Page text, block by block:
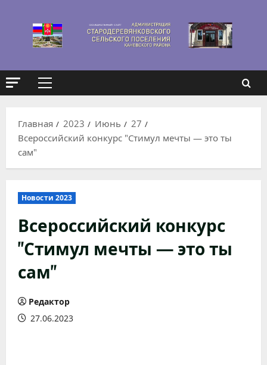
содержимому
Основное
Главная
2023 Июнь
27
Всероссийский конкурс "Стимул мечты — это ты
сам"
Новости 2023
Всероссийский конкурс
"Стимул мечты — это ты
сам"
Редактор
27.06.2023